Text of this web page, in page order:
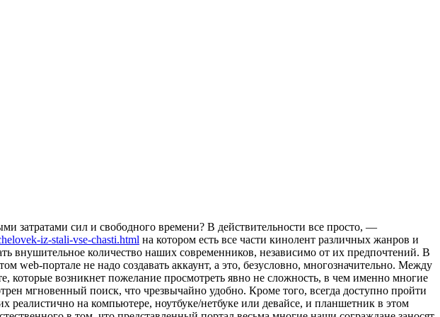
затратами сил и свободного времени? В действительности все просто, —
iz-stali-vse-chasti.html на котором есть все части кинолент различных жанров и
внушительное количество наших современников, независимо от их предпочтений. В
web-портале не надо создавать аккаунт, а это, безусловно, многозначительно. Между
которые возникнет пожелание просмотреть явно не сложность, в чем именно многие
мгновенный поиск, что чрезвычайно удобно. Кроме того, всегда доступно пройти
на компьютере, ноутбуке/нетбуке или девайсе, и планшетник в этом